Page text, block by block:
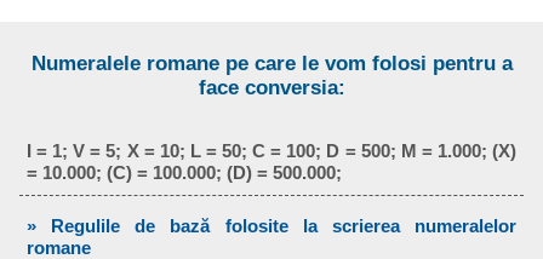
Numeralele romane pe care le vom folosi pentru a
face conversia:
I = 1; V = 5; X = 10; L = 50; C = 100; D = 500; M = 1.000; (X)
= 10.000; (C) = 100.000; (D) = 500.000;
» Regulile de bază folosite la scrierea numeralelor
romane